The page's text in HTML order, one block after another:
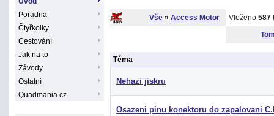
Poradna
Čtyřkolky
Cestování
Jak na to
Závody
Ostatní
Quadmania.cz
Vše » Access Motor Vloženo 587
Téma
Nehazi jiskru
Osazeni pinu konektoru do zapalovani